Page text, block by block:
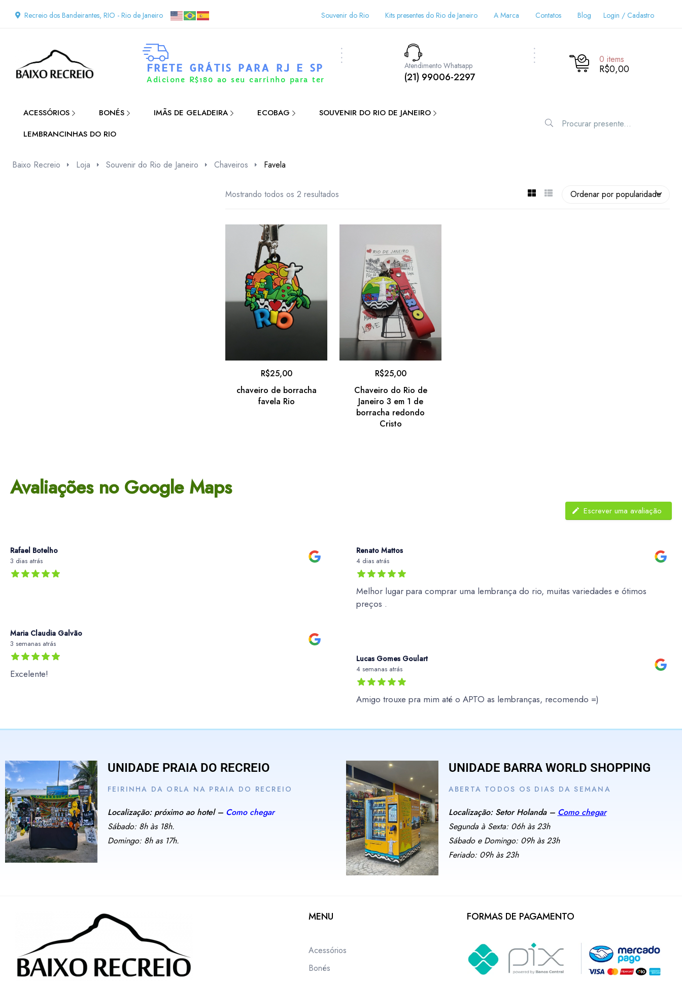
Recreio dos Bandeirantes, RIO - Rio de Janeiro Souvenir do Rio Kits presentes do Rio de Janeiro A Marca Contatos Blog Login / Cadastro
FRETE GRÁTIS PARA RJ E SP
Adicione R$180 ao seu carrinho para ter
Atendimento Whatsapp
(21) 99006-2297
0 items
R$0,00
ACESSÓRIOS BONÉS IMÃS DE GELADEIRA ECOBAG
SOUVENIR DO RIO DE JANEIRO
LEMBRANCINHAS DO RIO
Baixo Recreio Loja Souvenir do Rio de Janeiro Chaveiros Favela
Mostrando todos os 2 resultados Ordenar por popularidade
chaveiro de borracha
favela Rio
R$25,00
Chaveiro do Rio de
Janeiro 3 em 1 de
borracha redondo
Cristo
R$25,00
Avaliações no Google Maps
Escrever uma avaliação
Rafael Botelho
3 dias atrás
Renato Mattos
4 dias atrás
Melhor lugar para comprar uma lembrança do rio, muitas variedades e ótimos
preços .
Maria Claudia Galvão
3 semanas atrás
Excelente!
Lucas Gomes Goulart
4 semanas atrás
Amigo trouxe pra mim até o APTO as lembranças, recomendo =)
UNIDADE PRAIA DO RECREIO
FEIRINHA DA ORLA NA PRAIA DO RECREIO
Localização: próximo ao hotel – Como chegar
Sábado: 8h às 18h.
Domingo: 8h as 17h.
UNIDADE BARRA WORLD SHOPPING
ABERTA TODOS OS DIAS DA SEMANA
Localização: Setor Holanda – Como chegar
Segunda à Sexta: 06h às 23h
Sábado e Domingo: 09h às 23h
Feriado: 09h às 23h
MENU
Acessórios
Bonés
FORMAS DE PAGAMENTO